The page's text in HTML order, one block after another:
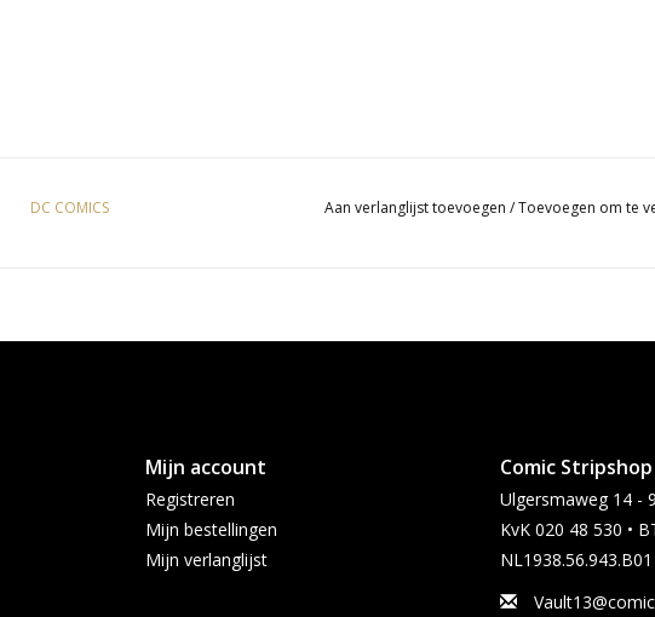
DC COMICS Aan verlanglijst toevoegen /Toevoegen om te
Mijn account
Registreren
Mijn bestellingen
Mijn verlanglijst
Comic Stripshop
Ulgersmaweg 14 -
KvK 020 48 530 •
NL1938.56.943.B01